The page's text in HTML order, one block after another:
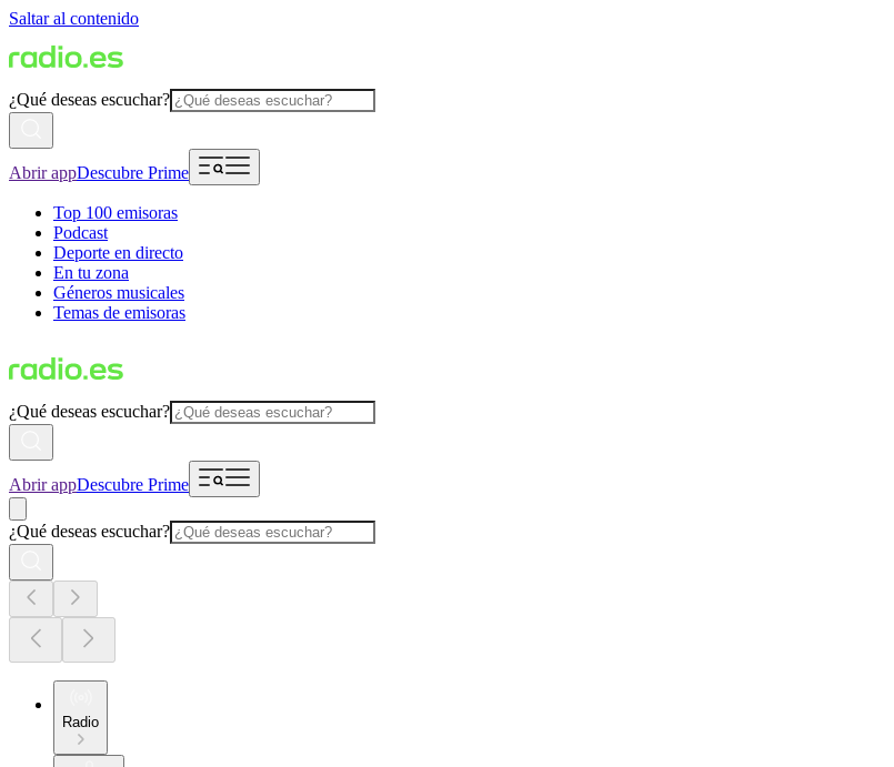
Saltar al contenido
¿Qué deseas escuchar?
Abrir appDescubre Prime
Top 100 emisoras
Podcast
Deporte en directo
En tu zona
Géneros musicales
Temas de emisoras
¿Qué deseas escuchar?
Abrir appDescubre Prime
¿Qué deseas escuchar?
Radio